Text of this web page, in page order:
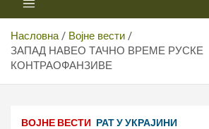
Насловна
Војне вести
ЗАПАД НАВЕО ТАЧНО ВРЕМЕ РУСКЕ
КОНТРАОФАНЗИВЕ
ВОЈНЕ ВЕСТИ РАТ У УКРАЈИНИ